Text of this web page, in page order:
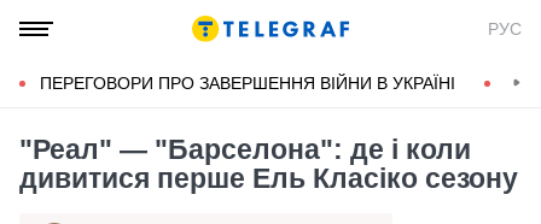
РУС
ПЕРЕГОВОРИ ПРО ЗАВЕРШЕННЯ ВІЙНИ В УКРАЇНІ
"Реал" — "Барселона": де і коли
дивитися перше Ель Класіко сезону